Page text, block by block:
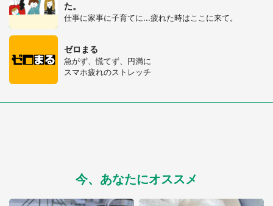
た。
仕事に家事に子育てに...疲れた時はここに来て。
ゼロまる
急がず、慌てず、円満に
スマホ疲れのストレッチ
今、あなたにオススメ